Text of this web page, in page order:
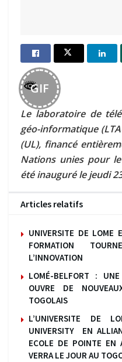
GIF
Le laboratoire de
géo-informatique
(UL), financé
Nations unies pour
été inauguré le jeudi
Articles relatifs
UNIVERSITE DE LOME
FORMATION
L’INNOVATION
LOMÉ-BELFORT :
OUVRE DE
TOGOLAIS
L’UNIVERSITE DE
UNIVERSITY EN
ECOLE DE POINTE EN
VERRA LE JOUR AU